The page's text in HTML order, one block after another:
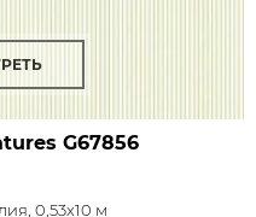
G67856
0,53x10 м